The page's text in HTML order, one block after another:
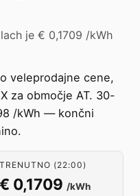
je € 0,1709 /kWh
veleprodajne cene,
za območje AT. 30-
/kWh — končni
TRENUTNO (22:00)
€ 0,1709 /kWh